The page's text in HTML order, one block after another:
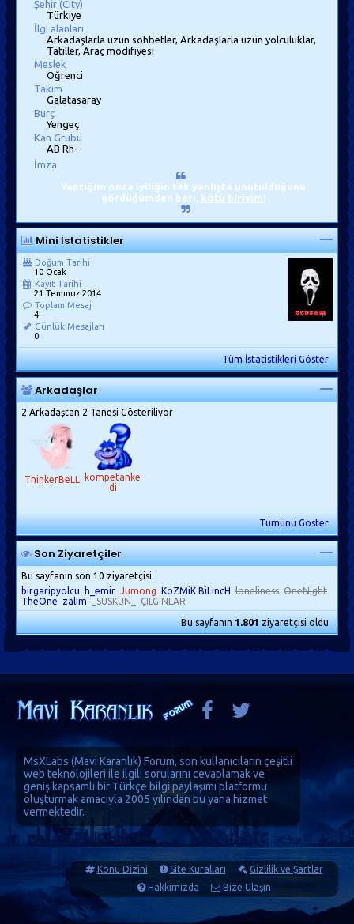
Şehir (City)
Türkiye
İlgi alanları
Arkadaşlarla uzun sohbetler, Arkadaşlarla uzun yolculuklar,
Tatiller, Araç modifiyesi
Meslek
Öğrenci
Takım
Galatasaray
Burç
Yengeç
Kan Grubu
AB Rh-
İmza
Yaptığım onca iyiliğin tek yanlışta unutulduğunu
gördüğümden beri, kötü biriyim!
Mini İstatistikler
Doğum Tarihi
10 Ocak
Kayıt Tarihi
21 Temmuz 2014
Toplam Mesaj
4
Günlük Mesajları
0
Tüm İstatistikleri Göster
Arkadaşlar
2 Arkadaştan 2 Tanesi Gösteriliyor
ThinkerBeLL
kompetanke
di
Tümünü Göster
Son Ziyaretçiler
Bu sayfanın son 10 ziyaretçisi:
birgaripyolcu
h_emir Jumong KoZMiK BiLincH loneliness OneNight
TheOne
zalım _SUSKUN_ ÇILGINLAR
Bu sayfanın1.801ziyaretçisi oldu
MsXLabs (Mavi Karanlık) Forum, son kullanıcıların çeşitli
web teknolojileri ile ilgili sorularını cevaplamak ve
geniş kapsamlı bir Türkçe bilgi paylaşımı platformu
oluşturmak amacıyla 2005 yılından bu yana hizmet
vermektedir.
Konu Dizini Site Kuralları
Gizlilik ve Şartlar
Hakkımızda
Bize Ulaşın